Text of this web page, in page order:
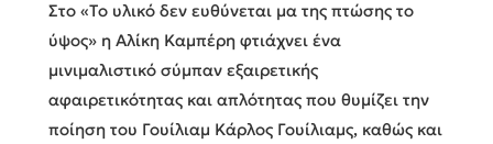
Στο «Tο υλικό δεν ευθύνεται μα της πτώσης το
ύψος» η Αλίκη Καμπέρη φτιάχνει ένα
μινιμαλιστικό σύμπαν εξαιρετικής
αφαιρετικότητας και απλότητας που θυμίζει την
ποίηση του Γουίλιαμ Κάρλος Γουίλιαμς, καθώς και